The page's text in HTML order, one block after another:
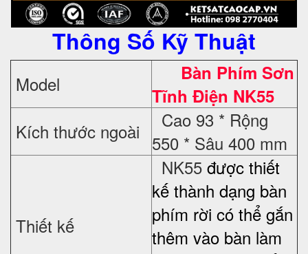
Thông Số Kỹ Thuật
Model
Bàn Phím Sơn
Tĩnh Điện NK55
Kích thước ngoài
Cao 93 * Rộng
550 * Sâu 400 mm
Thiết kế
NK55 được thiết
kế thành dạng bàn
phím rời có thể gắn
thêm vào bàn làm